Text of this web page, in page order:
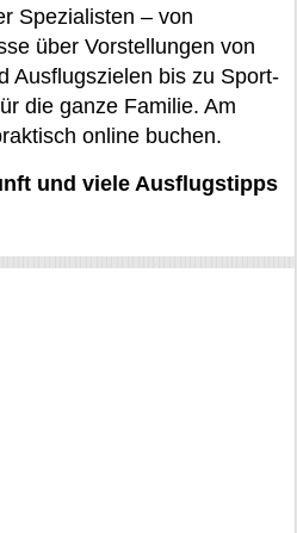
Spezialisten – von
über Vorstellungen von
Ausflugszielen bis zu Sport-
die ganze Familie. Am
online buchen.
und viele Ausflugstipps